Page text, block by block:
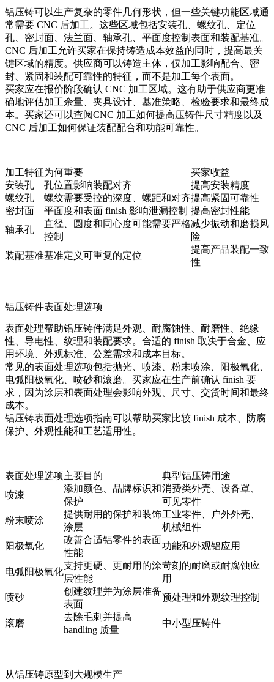
铝压铸可以生产复杂的零件几何形状，但一些关键功能区域通
常需要 CNC 后加工。这些区域包括安装孔、螺纹孔、定位
孔、密封面、法兰面、轴承孔、平面度控制表面和装配基准。
CNC 后加工允许买家在保持铸造成本效益的同时，提高最关
键区域的精度。供应商可以铸造主体，仅加工影响配合、密
封、紧固和装配可靠性的特征，而不是加工每个表面。
买家应在报价阶段确认 CNC 加工区域。这有助于供应商更准
确地评估加工余量、夹具设计、基准策略、检验要求和最终成
本。买家还可以查阅CNC 加工如何提高压铸件尺寸精度以及
CNC 后加工如何保证装配配合和功能可靠性。
加工特征为何重要
买家收益
安装孔
孔位置影响装配对齐
提高安装精度
螺纹孔
螺纹需要受控的深度、螺距和对齐提高紧固可靠性
密封面
平面度和表面 finish 影响泄漏控制 提高密封性能
轴承孔
直径、圆度和同心度可能需要严格
控制
减少振动和磨损风
险
装配基准基准定义可重复的定位
提高产品装配一致
性
铝压铸件表面处理选项
表面处理帮助铝压铸件满足外观、耐腐蚀性、耐磨性、绝缘
性、导电性、纹理和装配要求。合适的 finish 取决于合金、应
用环境、外观标准、公差需求和成本目标。
常见的表面处理选项包括抛光、 喷漆、 粉末喷涂、 阳极氧化、
电弧阳极氧化、 喷砂和滚磨。买家应在生产前确认 finish 要
求，因为涂层和表面处理会影响外观、尺寸、交货时间和最终
成本。
铝压铸表面处理选项指南可以帮助买家比较 finish 成本、防腐
保护、外观性能和工艺适用性。
表面处理选项主要目的
典型铝压铸用途
喷漆
添加颜色、品牌标识和
保护
消费类外壳、设备罩、
可见零件
粉末喷涂
提供耐用的保护和装饰
涂层
工业零件、户外外壳、
机械组件
阳极氧化
改善合适铝零件的表面
性能
功能和外观铝应用
电弧阳极氧化
支持更硬、更耐用的涂
层性能
苛刻的耐磨或耐腐蚀应
用
喷砂
创建纹理并为涂层准备
表面
预处理和外观纹理控制
滚磨
去除毛刺并提高
handling 质量
中小型压铸件
从铝压铸原型到大规模生产